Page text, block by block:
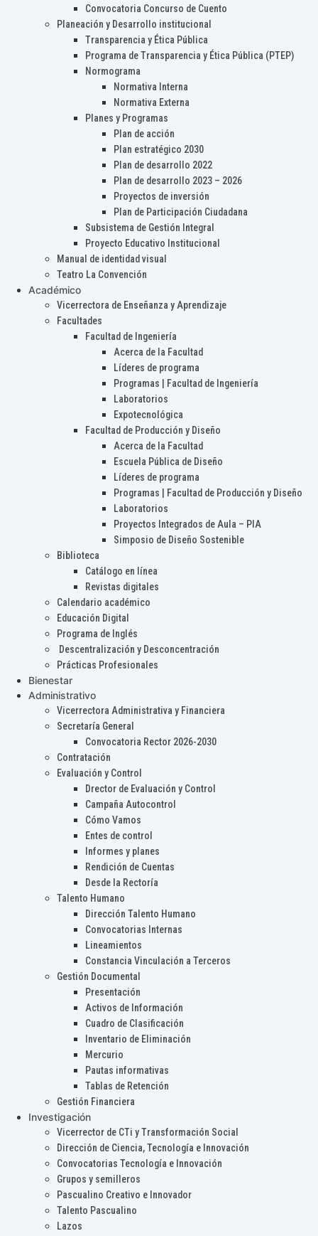
Convocatoria Concurso de Cuento
Planeación y Desarrollo institucional
Transparencia y Ética Pública
Programa de Transparencia y Ética Pública (PTEP)
Normograma
Normativa Interna
Normativa Externa
Planes y Programas
Plan de acción
Plan estratégico 2030
Plan de desarrollo 2022
Plan de desarrollo 2023 – 2026
Proyectos de inversión
Plan de Participación Ciudadana
Subsistema de Gestión Integral
Proyecto Educativo Institucional
Manual de identidad visual
Teatro La Convención
Académico
Vicerrectora de Enseñanza y Aprendizaje
Facultades
Facultad de Ingeniería
Acerca de la Facultad
Líderes de programa
Programas | Facultad de Ingeniería
Laboratorios
Expotecnológica
Facultad de Producción y Diseño
Acerca de la Facultad
Escuela Pública de Diseño
Líderes de programa
Programas | Facultad de Producción y Diseño
Laboratorios
Proyectos Integrados de Aula – PIA
Simposio de Diseño Sostenible
Biblioteca
Catálogo en línea
Revistas digitales
Calendario académico
Educación Digital
Programa de Inglés
Descentralización y Desconcentración
Prácticas Profesionales
Bienestar
Administrativo
Vicerrectora Administrativa y Financiera
Secretaría General
Convocatoria Rector 2026-2030
Contratación
Evaluación y Control
Drector de Evaluación y Control
Campaña Autocontrol
Cómo Vamos
Entes de control
Informes y planes
Rendición de Cuentas
Desde la Rectoría
Talento Humano
Dirección Talento Humano
Convocatorias Internas
Lineamientos
Constancia Vinculación a Terceros
Gestión Documental
Presentación
Activos de Información
Cuadro de Clasificación
Inventario de Eliminación
Mercurio
Pautas informativas
Tablas de Retención
Gestión Financiera
Investigación
Vicerrector de CTi y Transformación Social
Dirección de Ciencia, Tecnología e Innovación
Convocatorias Tecnología e Innovación
Grupos y semilleros
Pascualino Creativo e Innovador
Talento Pascualino
Lazos